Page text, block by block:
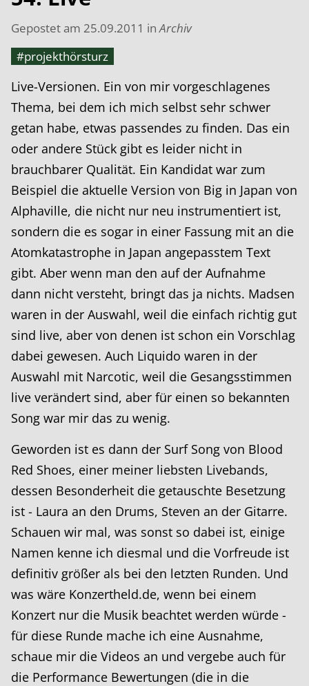
Gepostet am 25.09.2011 in Archiv
#projekthörsturz
Live-Versionen. Ein von mir vorgeschlagenes
Thema, bei dem ich mich selbst sehr schwer
getan habe, etwas passendes zu finden. Das ein
oder andere Stück gibt es leider nicht in
brauchbarer Qualität. Ein Kandidat war zum
Beispiel die aktuelle Version von Big in Japan von
Alphaville, die nicht nur neu instrumentiert ist,
sondern die es sogar in einer Fassung mit an die
Atomkatastrophe in Japan angepasstem Text
gibt. Aber wenn man den auf der Aufnahme
dann nicht versteht, bringt das ja nichts. Madsen
waren in der Auswahl, weil die einfach richtig gut
sind live, aber von denen ist schon ein Vorschlag
dabei gewesen. Auch Liquido waren in der
Auswahl mit Narcotic, weil die Gesangsstimmen
live verändert sind, aber für einen so bekannten
Song war mir das zu wenig.
Geworden ist es dann der Surf Song von Blood
Red Shoes, einer meiner liebsten Livebands,
dessen Besonderheit die getauschte Besetzung
ist - Laura an den Drums, Steven an der Gitarre.
Schauen wir mal, was sonst so dabei ist, einige
Namen kenne ich diesmal und die Vorfreude ist
definitiv größer als bei den letzten Runden. Und
was wäre Konzertheld.de, wenn bei einem
Konzert nur die Musik beachtet werden würde -
für diese Runde mache ich eine Ausnahme,
schaue mir die Videos an und vergebe auch für
die Performance Bewertungen (die in die